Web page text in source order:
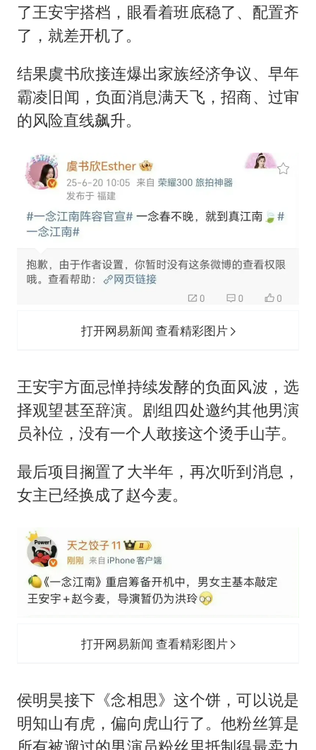
了王安宇搭档，眼看着班底稳了、配置齐
了，就差开机了。
结果虞书欣接连爆出家族经济争议、早年
霸凌旧闻，负面消息满天飞，招商、过审
的风险直线飙升。
打开网易新闻 查看精彩图片
王安宇方面忌惮持续发酵的负面风波，选
择观望甚至辞演。剧组四处邀约其他男演
员补位，没有一个人敢接这个烫手山芋。
最后项目搁置了大半年，再次听到消息，
女主已经换成了赵今麦。
打开网易新闻 查看精彩图片
侯明昊接下《念相思》这个饼，可以说是
明知山有虎，偏向虎山行了。他粉丝算是